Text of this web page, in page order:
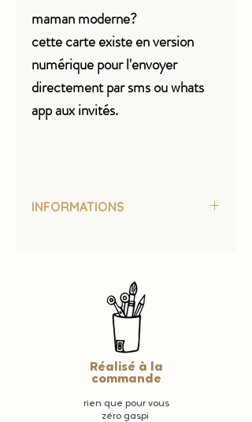
maman moderne?
cette carte existe en version
numérique pour l'envoyer
directement par sms ou whats
app aux invités.
INFORMATIONS
découpée avec avec les coins arrondis
enveloppe blanche adaptée
ou envoyée par e mail en HD ( dans la
journée ) pour la version numérique
Réalisé à la
commande
rien que pour vous
zéro gaspi